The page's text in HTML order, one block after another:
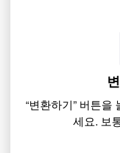
“변환하기” 버튼
세요. 보